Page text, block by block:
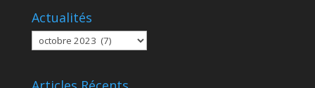
Actualités
Actualités